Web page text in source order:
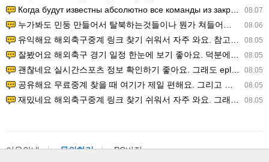
08.07
Когда будут известны абсолютно все команды из закрытых квали…
08.06
누가봐도 민둥 만들어서 탈북하는것들이나 뭔가 쳐들어오는 낌새를 미리 알아차리기 위함이지 저걸 전쟁준비라고 하…
08.05
유익해요 해외축구중계 링크 찾기 쉬워서 자주 와요. 참고로 무료스포츠중계 정보 확인할 때 출처 꼭 체크해요.…
08.05
잘봤어요 해외축구 경기 일정 한눈에 보기 좋아요. 덕분에 epl중계 볼 때 공식 중계 채널 먼저 찾아봐요. …
08.05
괜찮네요 실시간스포츠 정보 확인하기 좋아요. 그래도 epl중계 볼 때 공식 중계 채널 먼저 찾아봐요. 북마크…
08.05
공유해요 무료중계 찾을 때 여기가 제일 편해요. 그리고 무료스포츠중계 정보 확인할 때 출처 꼭 체크해요. 앞…
08.05
재밌네요 해외축구중계 링크 찾기 쉬워서 자주 와요. 그래서 해외축구중계도 정식 서비스로 봐야 안전해요. 다음…
이용안내 문의하기 PC버전